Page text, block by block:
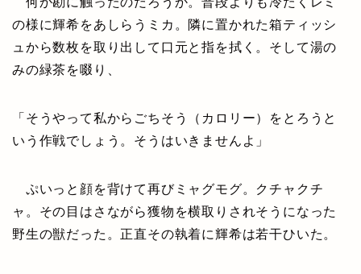
の様に輝希をあしらうミカ。隣に置かれた箱ティッシ
ュから数枚を取り出して口元と指を拭く。そして湯の
みの緑茶を啜り、
「そうやって私からごちそう（カロリー）をとろうと
いう作戦でしょう。そうはいきませんよ」
ぷいっと顔を背けて再びミャグモグ。クチャクチ
ャ。その目はさながら獲物を横取りされそうになった
野生の獣だった。正直その執着に輝希は若干ひいた。